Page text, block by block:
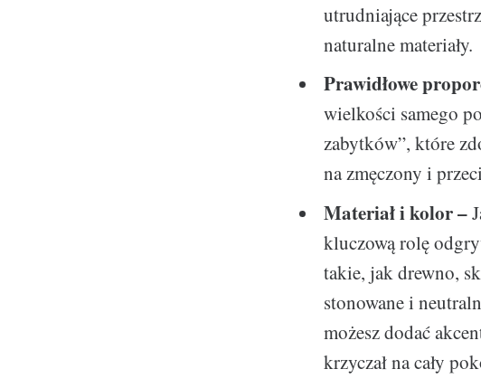
utrudniające
naturalne materiały.
Prawidłowe
wielkości samego
zabytków”, które
na zmęczony i
Materiał i kolor –
kluczową rolę
takie, jak drewno,
stonowane i
możesz dodać
krzyczał na cały